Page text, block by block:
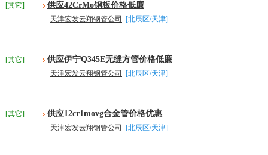
[其它] 供应42CrMo钢板价格低廉
天津宏发云翔钢管公司 [北辰区/天津]
[其它] 供应伊宁Q345E无缝方管价格低廉
天津宏发云翔钢管公司 [北辰区/天津]
[其它] 供应12cr1movg合金管价格优惠
天津宏发云翔钢管公司 [北辰区/天津]